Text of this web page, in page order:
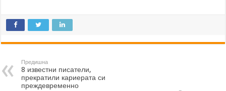
Предишна
8 известни писатели,
прекратили кариерата си
преждевременно